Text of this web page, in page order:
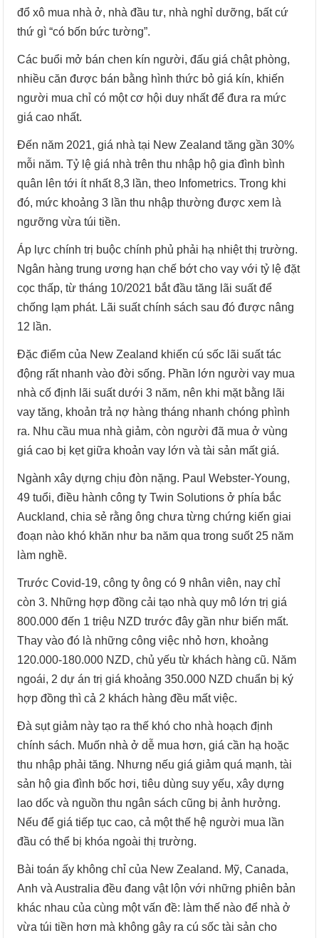
đổ xô mua nhà ở, nhà đầu tư, nhà nghỉ dưỡng, bất cứ
thứ gì “có bốn bức tường”.
Các buổi mở bán chen kín người, đấu giá chật phòng,
nhiều căn được bán bằng hình thức bỏ giá kín, khiến
người mua chỉ có một cơ hội duy nhất để đưa ra mức
giá cao nhất.
Đến năm 2021, giá nhà tại New Zealand tăng gần 30%
mỗi năm. Tỷ lệ giá nhà trên thu nhập hộ gia đình bình
quân lên tới ít nhất 8,3 lần, theo Infometrics. Trong khi
đó, mức khoảng 3 lần thu nhập thường được xem là
ngưỡng vừa túi tiền.
Áp lực chính trị buộc chính phủ phải hạ nhiệt thị trường.
Ngân hàng trung ương hạn chế bớt cho vay với tỷ lệ đặt
cọc thấp, từ tháng 10/2021 bắt đầu tăng lãi suất để
chống lạm phát. Lãi suất chính sách sau đó được nâng
12 lần.
Đặc điểm của New Zealand khiến cú sốc lãi suất tác
động rất nhanh vào đời sống. Phần lớn người vay mua
nhà cố định lãi suất dưới 3 năm, nên khi mặt bằng lãi
vay tăng, khoản trả nợ hàng tháng nhanh chóng phình
ra. Nhu cầu mua nhà giảm, còn người đã mua ở vùng
giá cao bị kẹt giữa khoản vay lớn và tài sản mất giá.
Ngành xây dựng chịu đòn nặng. Paul Webster-Young,
49 tuổi, điều hành công ty Twin Solutions ở phía bắc
Auckland, chia sẻ rằng ông chưa từng chứng kiến giai
đoạn nào khó khăn như ba năm qua trong suốt 25 năm
làm nghề.
Trước Covid-19, công ty ông có 9 nhân viên, nay chỉ
còn 3. Những hợp đồng cải tạo nhà quy mô lớn trị giá
800.000 đến 1 triệu NZD trước đây gần như biến mất.
Thay vào đó là những công việc nhỏ hơn, khoảng
120.000-180.000 NZD, chủ yếu từ khách hàng cũ. Năm
ngoái, 2 dự án trị giá khoảng 350.000 NZD chuẩn bị ký
hợp đồng thì cả 2 khách hàng đều mất việc.
Đà sụt giảm này tạo ra thế khó cho nhà hoạch định
chính sách. Muốn nhà ở dễ mua hơn, giá cần hạ hoặc
thu nhập phải tăng. Nhưng nếu giá giảm quá mạnh, tài
sản hộ gia đình bốc hơi, tiêu dùng suy yếu, xây dựng
lao dốc và nguồn thu ngân sách cũng bị ảnh hưởng.
Nếu để giá tiếp tục cao, cả một thế hệ người mua lần
đầu có thể bị khóa ngoài thị trường.
Bài toán ấy không chỉ của New Zealand. Mỹ, Canada,
Anh và Australia đều đang vật lộn với những phiên bản
khác nhau của cùng một vấn đề: làm thế nào để nhà ở
vừa túi tiền hơn mà không gây ra cú sốc tài sản cho